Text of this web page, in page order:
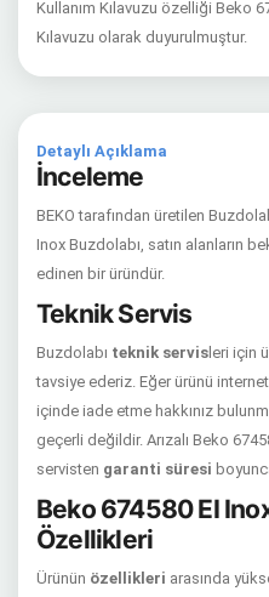
Kullanım Kılavuzu özelliği Beko
Kılavuzu olarak duyurulmuştur.
Detaylı Açıklama
İnceleme
BEKO tarafından üretilen
Inox Buzdolabı, satın alanların
edinen bir üründür.
Teknik Servis
Buzdolabı teknik servis leri için
tavsiye ederiz. Eğer ürünü
içinde iade etme hakkınız
geçerli değildir. Arızalı Beko
servisten garanti süresi
Beko 674580 EI
Özellikleri
Ürünün özellikleri arasında